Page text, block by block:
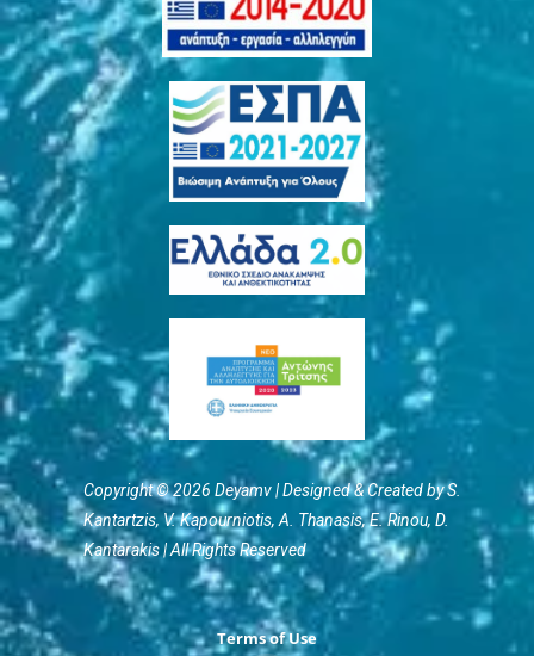
Copyright © 2026 Deyamv | Designed & Created by S.
Kantartzis, V. Kapourniotis, Α. Thanasis, E. Rinou, D.
Kantarakis | All Rights Reserved
Terms of Use